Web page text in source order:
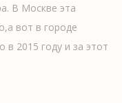
В Москве эта
вот в городе
в 2015 году и за этот